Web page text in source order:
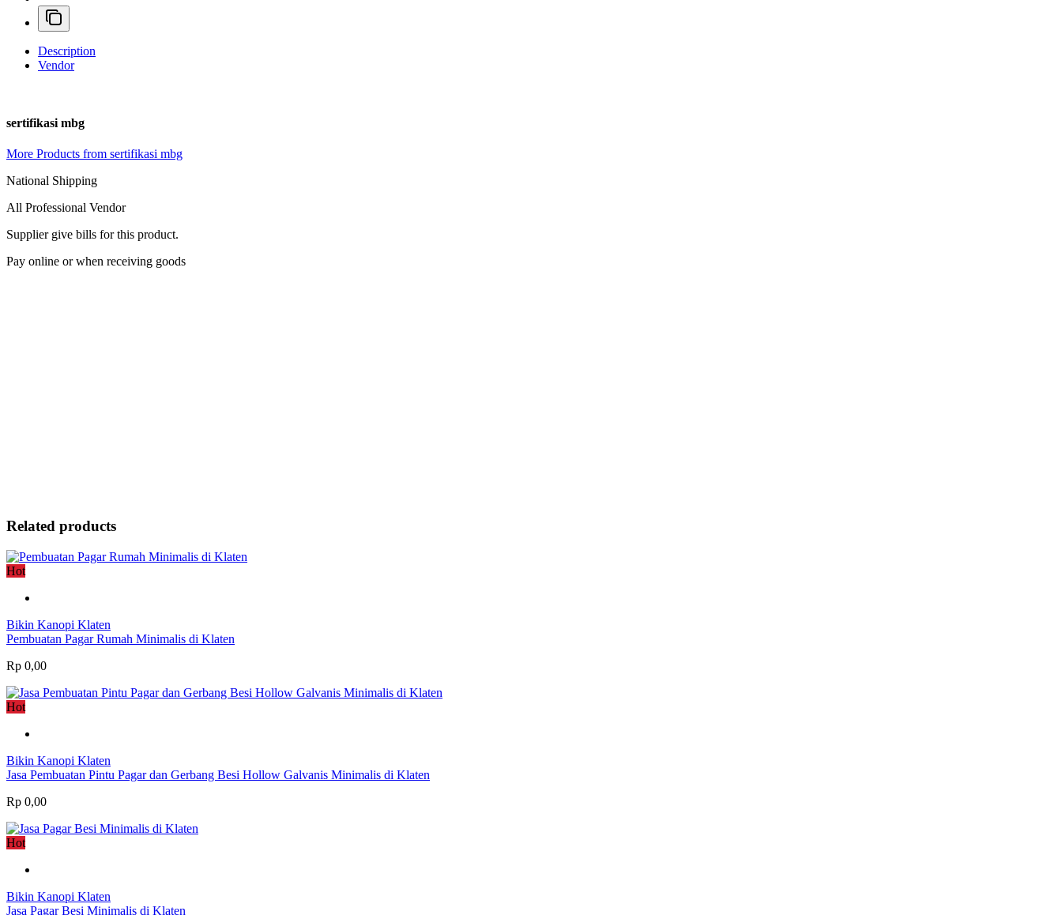
Description
Vendor
sertifikasi mbg
More Products from sertifikasi mbg
National Shipping
All Professional Vendor
Supplier give bills for this product.
Pay online or when receiving goods
Related products
Hot
Bikin Kanopi Klaten
Pembuatan Pagar Rumah Minimalis di Klaten
Rp 0,00
Hot
Bikin Kanopi Klaten
Jasa Pembuatan Pintu Pagar dan Gerbang Besi Hollow Galvanis Minimalis di Klaten
Rp 0,00
Hot
Bikin Kanopi Klaten
Jasa Pagar Besi Minimalis di Klaten